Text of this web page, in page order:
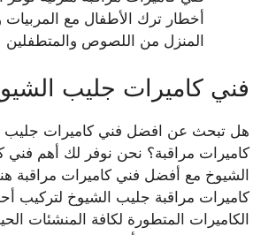
أخطار ترك الأطفال مع المربيات
المنزل من اللصوص والمتطفلين
فني كاميرات جليب
هل تبحث عن افضل فني كاميرات جليب
كاميرات مراقبة؟ نحن نوفر لك أهم فني
الشيوخ مع أفضل فني كاميرات مراقبة
كاميرات مراقبة جليب الشيوخ لتركيب
الكاميرات المتطورة لكافة المنشئات